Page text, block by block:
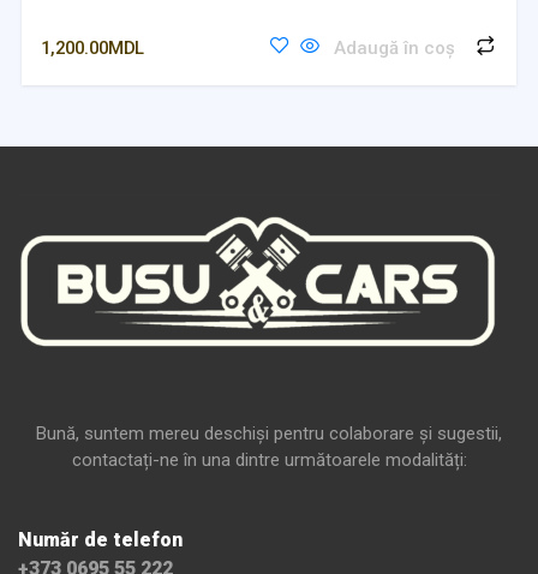
1,200.00MDL Adaugă în coș
Bună, suntem mereu deschiși pentru colaborare și sugestii,
contactați-ne în una dintre următoarele modalități:
Număr de telefon
+373 0695 55 222